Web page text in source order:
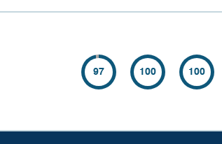
97 100 100